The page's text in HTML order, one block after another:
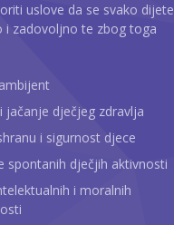
uslove da se svako dijete
i zadovoljno te zbog toga
jačanje dječjeg zdravlja
i sigurnost djece
spontanih dječjih aktivnosti
i moralnih